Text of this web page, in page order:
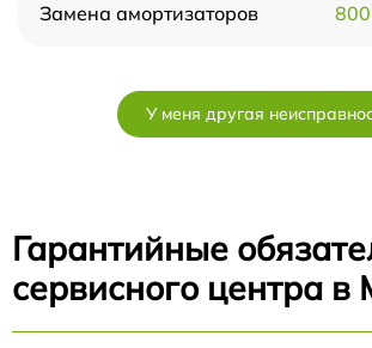
Замена амортизаторов
У меня другая
Гарантийные
сервисного центра в